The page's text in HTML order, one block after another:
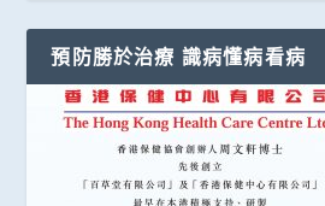
預防勝於治療 識病懂病看病